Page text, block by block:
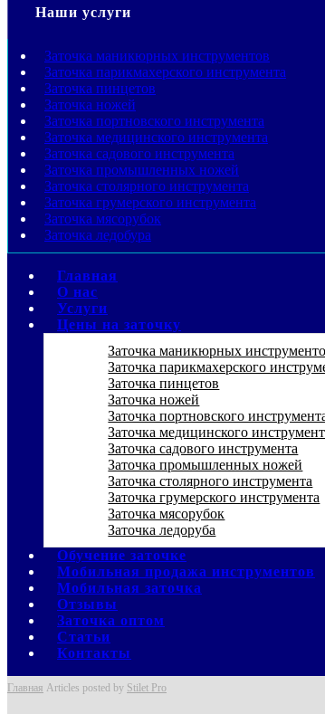
Наши услуги
Заточка маникюрных инструментов
Заточка парикмахерского инструмента
Заточка пинцетов
Заточка ножей
Заточка портновского инструмента
Заточка медицинского инструмента
Заточка садового инструмента
Заточка промышленных ножей
Заточка столярного инструмента
Заточка грумерского инструмента
Заточка мясорубок
Заточка ледобура
Главная
О нас
Услуги
Цены на заточку
Заточка маникюрных
Заточка парикмахерского
Заточка пинцетов
Заточка ножей
Заточка портновского
Заточка медицинского
Заточка садового инструмента
Заточка промышленных ножей
Заточка столярного инструмента
Заточка грумерского инструмента
Заточка мясорубок
Заточка ледоруба
Обучение заточке
Мобильная продажа инструментов
Мобильная заточка
Отзывы
Заточка оптом
Статьи
Контакты
Главная Articles posted by Stilet Pro